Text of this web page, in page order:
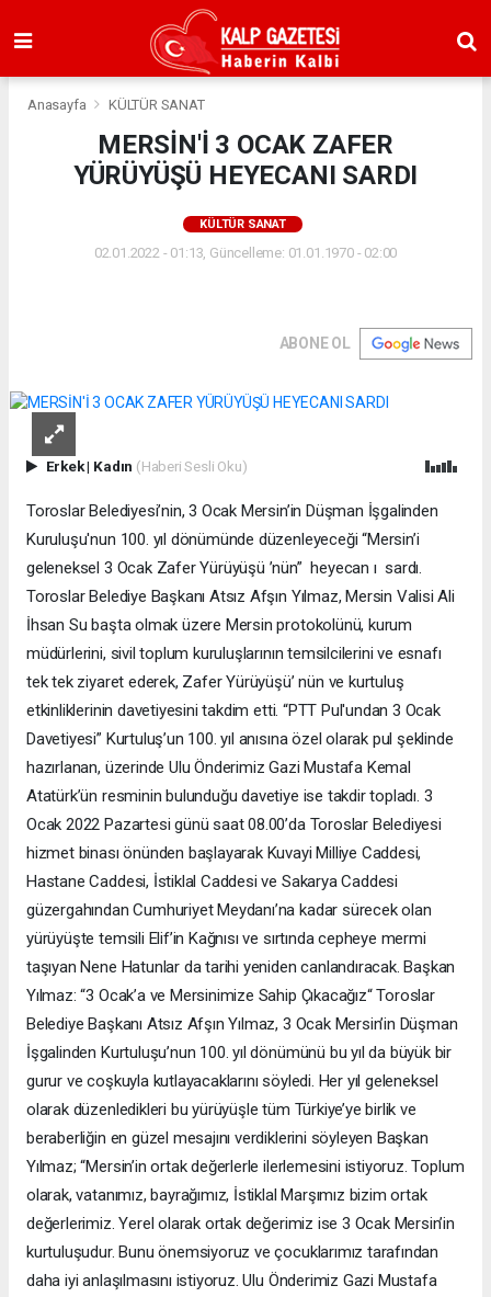
Anasayfa KÜLTÜR SANAT
MERSİN'İ 3 OCAK ZAFER
YÜRÜYÜŞÜ HEYECANI SARDI
KÜLTÜR SANAT
02.01.2022 - 01:13, Güncelleme: 01.01.1970 - 02:00
ABONE OL
Erkek| Kadın (Haberi Sesli Oku)
Toroslar Belediyesi’nin, 3 Ocak Mersin’in Düşman İşgalinden
Kuruluşu'nun 100. yıl dönümünde düzenleyeceği “Mersin’i
geleneksel 3 Ocak Zafer Yürüyüşü ’nün” heyecan ı sardı.
Toroslar Belediye Başkanı Atsız Afşın Yılmaz, Mersin Valisi Ali
İhsan Su başta olmak üzere Mersin protokolünü, kurum
müdürlerini, sivil toplum kuruluşlarının temsilcilerini ve esnafı
tek tek ziyaret ederek, Zafer Yürüyüşü’ nün ve kurtuluş
etkinliklerinin davetiyesini takdim etti. “PTT Pul'undan 3 Ocak
Davetiyesi” Kurtuluş’un 100. yıl anısına özel olarak pul şeklinde
hazırlanan, üzerinde Ulu Önderimiz Gazi Mustafa Kemal
Atatürk’ün resminin bulunduğu davetiye ise takdir topladı. 3
Ocak 2022 Pazartesi günü saat 08.00’da Toroslar Belediyesi
hizmet binası önünden başlayarak Kuvayi Milliye Caddesi,
Hastane Caddesi, İstiklal Caddesi ve Sakarya Caddesi
güzergahından Cumhuriyet Meydanı’na kadar sürecek olan
yürüyüşte temsili Elif’in Kağnısı ve sırtında cepheye mermi
taşıyan Nene Hatunlar da tarihi yeniden canlandıracak. Başkan
Yılmaz: “3 Ocak’a ve Mersinimize Sahip Çıkacağız“ Toroslar
Belediye Başkanı Atsız Afşın Yılmaz, 3 Ocak Mersin’in Düşman
İşgalinden Kurtuluşu’nun 100. yıl dönümünü bu yıl da büyük bir
gurur ve coşkuyla kutlayacaklarını söyledi. Her yıl geleneksel
olarak düzenledikleri bu yürüyüşle tüm Türkiye’ye birlik ve
beraberliğin en güzel mesajını verdiklerini söyleyen Başkan
Yılmaz; “Mersin’in ortak değerlerle ilerlemesini istiyoruz. Toplum
olarak, vatanımız, bayrağımız, İstiklal Marşımız bizim ortak
değerlerimiz. Yerel olarak ortak değerimiz ise 3 Ocak Mersin’in
kurtuluşudur. Bunu önemsiyoruz ve çocuklarımız tarafından
daha iyi anlaşılmasını istiyoruz. Ulu Önderimiz Gazi Mustafa